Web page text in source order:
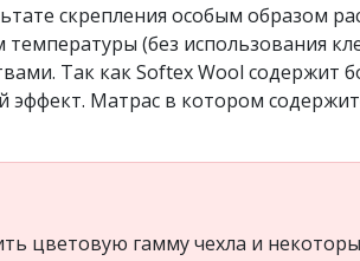
скрепления особым образом
(без использования
Так как Softex Wool содержит
Матрас в котором
цветовую гамму чехла и